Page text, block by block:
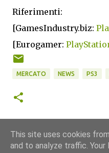
Riferimenti:
[GamesIndustry.biz:
[Eurogamer:
MERCATO NEWS PS3
This site uses cookies
and to analyze traffic.